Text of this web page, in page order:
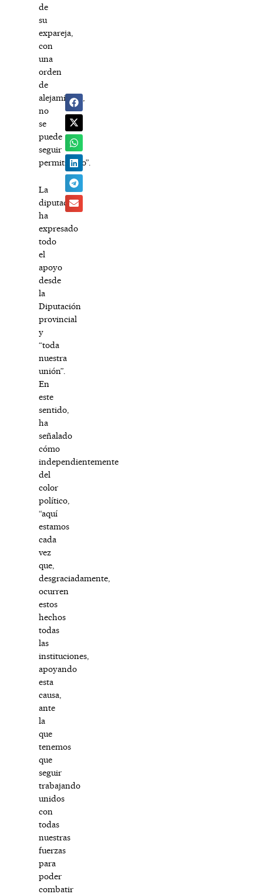
de
su
expareja,
con
una
orden
de
alejamiento,
no
se
puede
seguir
permitiendo”.
La
diputada
ha
expresado
todo
el
apoyo
desde
la
Diputación
provincial
y
“toda
nuestra
unión”.
En
este
sentido,
ha
señalado
cómo
independientemente
del
color
político,
“aquí
estamos
cada
vez
que,
desgraciadamente,
ocurren
estos
hechos
todas
las
instituciones,
apoyando
esta
causa,
ante
la
que
tenemos
que
seguir
trabajando
unidos
con
todas
nuestras
fuerzas
para
poder
combatir